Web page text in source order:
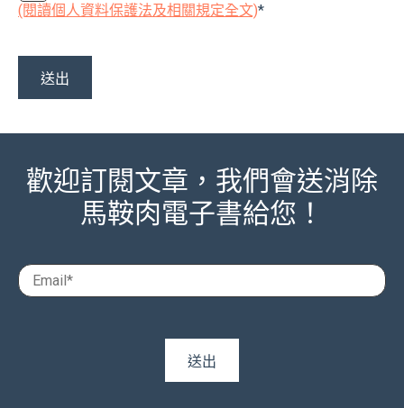
(閱讀個人資料保護法及相關規定全文)*
歡迎訂閱文章，我們會送消除
馬鞍肉電子書給您！